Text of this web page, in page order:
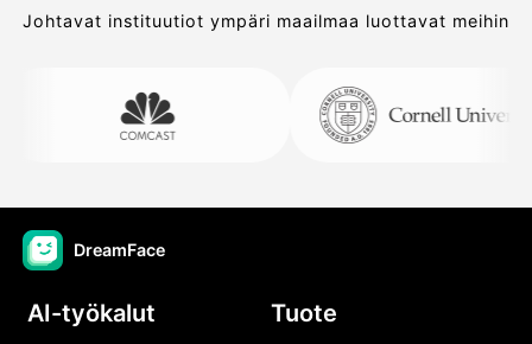
Johtavat instituutiot ympäri maailmaa luottavat meihin
DreamFace
AI-työkalut Tuote